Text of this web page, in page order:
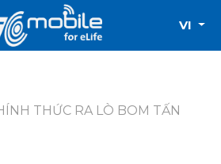
VI
THỨC RA LÒ BOM TẤN